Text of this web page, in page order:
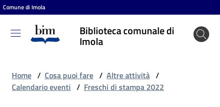
Vai al contenuto
Vai alla navigazione
Vai al footer
Comune di Imola
Biblioteca comunale di
Imola
Biblioteca
comunale
Home / Cosa puoi fare / Altre attività /
Calendario eventi / Freschi di stampa 2022